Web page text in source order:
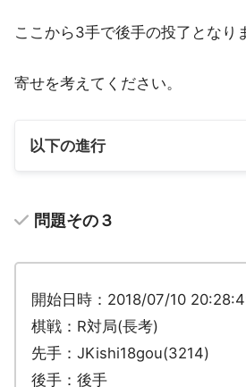
ここから3手で後手の投了となり
寄せを考えてください。
以下の進行
問題その３
開始日時：2018/07/10
棋戦：R対局(長考)
先手：JKishi18gou(3214)
後手：後手